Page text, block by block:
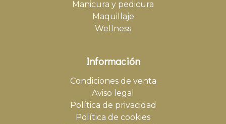
Manicura y pedicura
Maquillaje
Wellness
Información
Condiciones de venta
Aviso legal
Política de privacidad
Política de cookies